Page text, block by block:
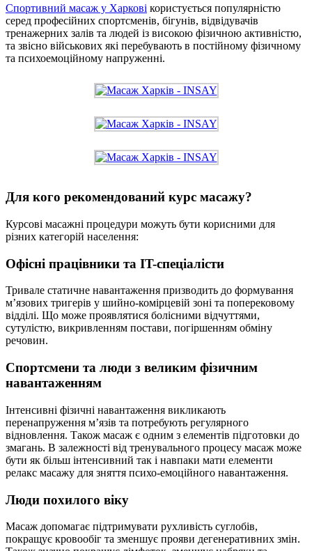
Спортивний масаж у Харкові користується популярністю
серед професійних спортсменів, бігунів, відвідувачів
тренажерних залів та людей із високою фізичною активністю,
та звісно військових які перебувають в постійному фізичному
та психоемоційному напруженні.
Для кого рекомендований курс масажу?
Курсові масажні процедури можуть бути корисними для
різних категорій населення:
Офісні працівники та IT-спеціалісти
Тривале статичне навантаження призводить до формування
м’язових тригерів у шийно-комірцевій зоні та поперековому
відділі. Що може проявлятися болісними відчуттями,
сутулістю, викривленням постави, погіршенням обміну
речовин.
Спортсмени та люди з великим фізичним
навантаженням
Інтенсивні фізичні навантаження викликають
перенапруження м’язів та потребують регулярного
відновлення. Також масаж є одним з елементів підготовки до
змагань. В залежності від тренувального процесу масаж може
бути як більш інтенсивний так і навпаки мати елементи
релакс масажу для зняття психо-емоційного навантаження.
Люди похилого віку
Масаж допомагає підтримувати рухливість суглобів,
покращує кровообіг та зменшує прояви дегенеративних змін.